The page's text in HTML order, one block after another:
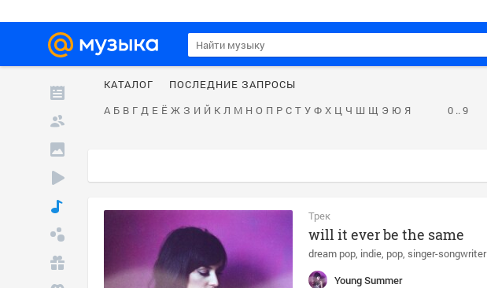
КАТАЛОГ
ПОСЛЕДНИЕ ЗАПРОСЫ
А Б В Г Д Е Ё Ж З И Й К Л М Н О П Р С Т У Ф Х Ц Ч Ш Щ Э Ю Я 0 .. 9
Трек
will it ever be the same
dream pop indie pop singer-songwriter
Young Summer